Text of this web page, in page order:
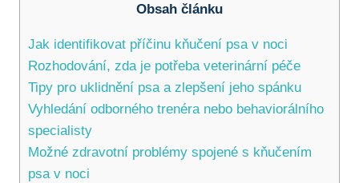
Obsah článku
Jak identifikovat příčinu kňučení psa v noci
Rozhodování, zda je potřeba veterinární péče
Tipy pro uklidnění psa a zlepšení jeho spánku
Vyhledání odborného trenéra nebo behaviorálního
specialisty
Možné zdravotní problémy spojené s kňučením
psa v noci